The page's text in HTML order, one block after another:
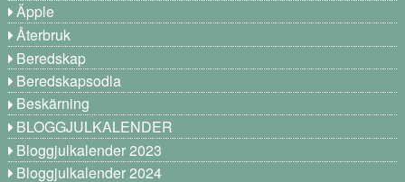
Äpple
Återbruk
Beredskap
Beredskapsodla
Beskärning
BLOGGJULKALENDER
Bloggjulkalender 2023
Bloggjulkalender 2024